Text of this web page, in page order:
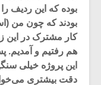
بوده که این ردیف
بودند که چون من
کار مشترک در این
هم رفتیم و آمدیم.
این پروژه خیلی
دقت بیشتری